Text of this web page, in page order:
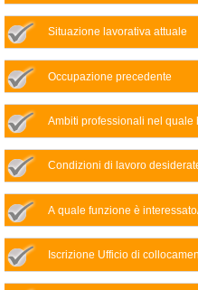
Situazione lavorativa attuale
Occupazione precedente
Ambiti professionali nel quale
Condizioni di lavoro
A quale funzione è
Iscrizione Ufficio di